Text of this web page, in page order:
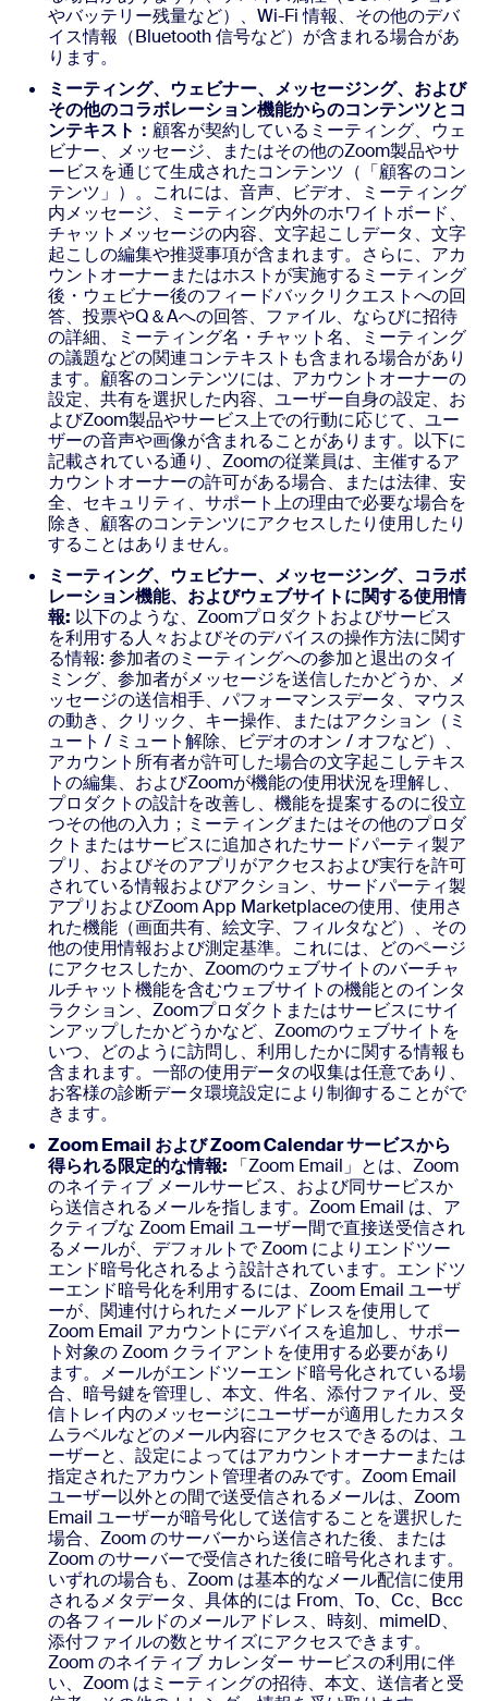
やバッテリー残量など）、Wi-Fi 情報、その他のデバ
イス情報（Bluetooth 信号など）が含まれる場合があ
ります。
ミーティング、ウェビナー、メッセージング、および
その他のコラボレーション機能からのコンテンツとコ
ンテキスト： 顧客が契約しているミーティング、ウェ
ビナー、メッセージ、またはその他のZoom製品やサ
ービスを通じて生成されたコンテンツ（「顧客のコン
テンツ」）。これには、音声、ビデオ、ミーティング
内メッセージ、ミーティング内外のホワイトボード、
チャットメッセージの内容、文字起こしデータ、文字
起こしの編集や推奨事項が含まれます。さらに、アカ
ウントオーナーまたはホストが実施するミーティング
後・ウェビナー後のフィードバックリクエストへの回
答、投票やQ＆Aへの回答、ファイル、ならびに招待
の詳細、ミーティング名・チャット名、ミーティング
の議題などの関連コンテキストも含まれる場合があり
ます。顧客のコンテンツには、アカウントオーナーの
設定、共有を選択した内容、ユーザー自身の設定、お
よびZoom製品やサービス上での行動に応じて、ユー
ザーの音声や画像が含まれることがあります。以下に
記載されている通り、Zoomの従業員は、主催するア
カウントオーナーの許可がある場合、または法律、安
全、セキュリティ、サポート上の理由で必要な場合を
除き、顧客のコンテンツにアクセスしたり使用したり
することはありません。
ミーティング、ウェビナー、メッセージング、コラボ
レーション機能、およびウェブサイトに関する使用情
報: 以下のような、Zoomプロダクトおよびサービス
を利用する人々およびそのデバイスの操作方法に関す
る情報: 参加者のミーティングへの参加と退出のタイ
ミング、参加者がメッセージを送信したかどうか、メ
ッセージの送信相手、パフォーマンスデータ、マウス
の動き、クリック、キー操作、またはアクション（ミ
ュート / ミュート解除、ビデオのオン / オフなど）、
アカウント所有者が許可した場合の文字起こしテキス
トの編集、およびZoomが機能の使用状況を理解し、
プロダクトの設計を改善し、機能を提案するのに役立
つその他の入力；ミーティングまたはその他のプロダ
クトまたはサービスに追加されたサードパーティ製ア
プリ、およびそのアプリがアクセスおよび実行を許可
されている情報およびアクション、サードパーティ製
アプリおよびZoom App Marketplaceの使用、使用さ
れた機能（画面共有、絵文字、フィルタなど）、その
他の使用情報および測定基準。これには、どのページ
にアクセスしたか、Zoomのウェブサイトのバーチャ
ルチャット機能を含むウェブサイトの機能とのインタ
ラクション、Zoomプロダクトまたはサービスにサイ
ンアップしたかどうかなど、Zoomのウェブサイトを
いつ、どのように訪問し、利用したかに関する情報も
含まれます。一部の使用データの収集は任意であり、
お客様の診断データ環境設定により制御することがで
きます。
Zoom Email および Zoom Calendar サービスから
得られる限定的な情報:
「Zoom Email」とは、Zoom
のネイティブ メールサービス、および同サービスか
ら送信されるメールを指します。Zoom Email は、ア
クティブな Zoom Email ユーザー間で直接送受信され
るメールが、デフォルトで Zoom によりエンドツー
エンド暗号化されるよう設計されています。エンドツ
ーエンド暗号化を利用するには、Zoom Email ユーザ
ーが、関連付けられたメールアドレスを使用して
Zoom Email アカウントにデバイスを追加し、サポー
ト対象の Zoom クライアントを使用する必要があり
ます。メールがエンドツーエンド暗号化されている場
合、暗号鍵を管理し、本文、件名、添付ファイル、受
信トレイ内のメッセージにユーザーが適用したカスタ
ムラベルなどのメール内容にアクセスできるのは、ユ
ーザーと、設定によってはアカウントオーナーまたは
指定されたアカウント管理者のみです。Zoom Email
ユーザー以外との間で送受信されるメールは、Zoom
Email ユーザーが暗号化して送信することを選択した
場合、Zoom のサーバーから送信された後、または
Zoom のサーバーで受信された後に暗号化されます。
いずれの場合も、Zoom は基本的なメール配信に使用
されるメタデータ、具体的には From、To、Cc、Bcc
の各フィールドのメールアドレス、時刻、mimeID、
添付ファイルの数とサイズにアクセスできます。
Zoom のネイティブ カレンダー サービスの利用に伴
い、Zoom はミーティングの招待、本文、送信者と受